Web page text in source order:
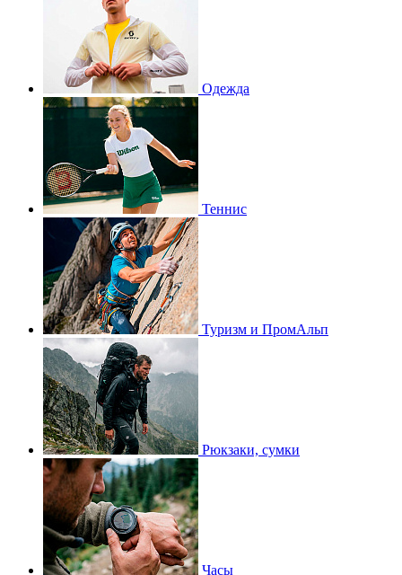
Одежда
Теннис
Туризм и ПромАльп
Рюкзаки, сумки
Часы